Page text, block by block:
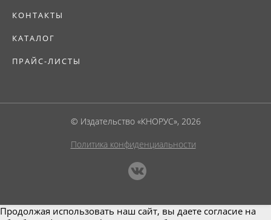
КОНТАКТЫ
КАТАЛОГ
ПРАЙС-ЛИСТЫ
© Издательство «КНОРУС», 2026
Политика конфиденциальности
Продолжая использовать наш сайт, вы даете согласие на